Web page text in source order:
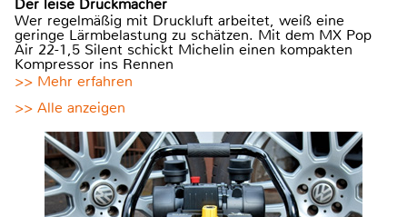
Der leise Druckmacher
Wer regelmäßig mit Druckluft arbeitet, weiß eine
geringe Lärmbelastung zu schätzen. Mit dem MX Pop
Air 22-1,5 Silent schickt Michelin einen kompakten
Kompressor ins Rennen
>> Mehr erfahren
>> Alle anzeigen